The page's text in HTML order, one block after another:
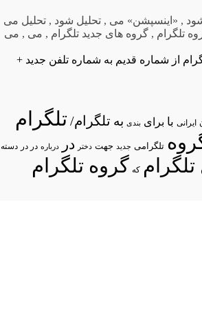
, «اینسپشن» می , تحلیل شود , تحلیل می
تلگرام , گروه های جدید تلگرام , می , می
از شماره قدیم به شماره تلفن جدید +
ایرانی با برای بندی به تلگرام/ تلگرام
تلگرامی جدید جهت دختر در درباره در در دسته
تلگرام که گروه تلگرام